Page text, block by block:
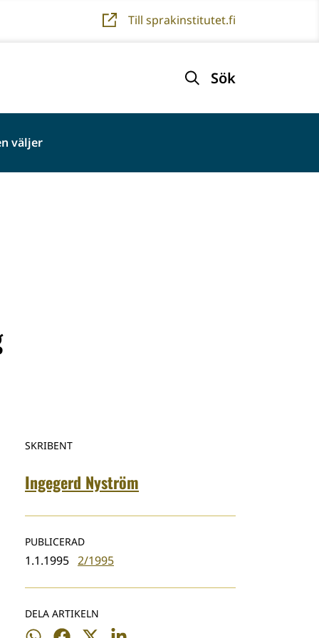
Till sprakinstitutet.fi
Sök
väljer
SKRIBENT
Ingegerd Nyström
PUBLICERAD
1.1.1995 2/1995
DELA ARTIKELN